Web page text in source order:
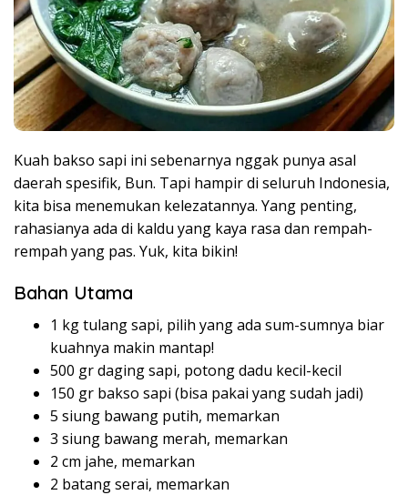
Kuah bakso sapi ini sebenarnya nggak punya asal
daerah spesifik, Bun. Tapi hampir di seluruh Indonesia,
kita bisa menemukan kelezatannya. Yang penting,
rahasianya ada di kaldu yang kaya rasa dan rempah-
rempah yang pas. Yuk, kita bikin!
Bahan Utama
1 kg tulang sapi, pilih yang ada sum-sumnya biar
kuahnya makin mantap!
500 gr daging sapi, potong dadu kecil-kecil
150 gr bakso sapi (bisa pakai yang sudah jadi)
5 siung bawang putih, memarkan
3 siung bawang merah, memarkan
2 cm jahe, memarkan
2 batang serai, memarkan